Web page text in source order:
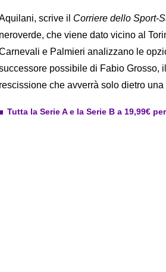
scrive il Corriere dello Sport-
neroverde, che viene dato vicino al
e Palmieri analizzano le
possibile di Fabio Grosso,
rescissione che avverrà solo dietro
Tutta la Serie A e la Serie B a 19,99€